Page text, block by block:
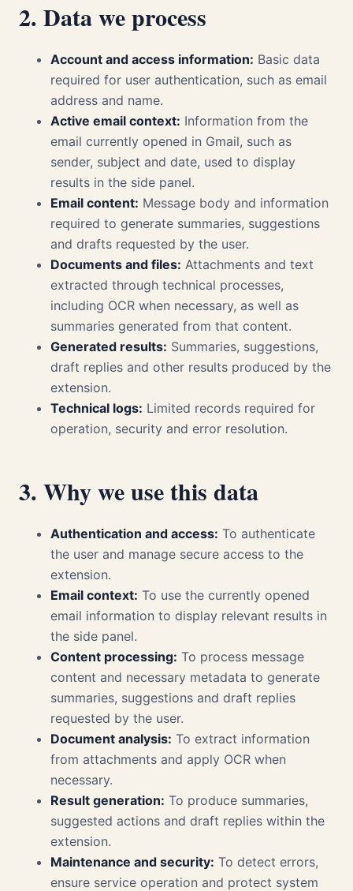
2. Data we process
Account and access information: Basic data
required for user authentication, such as email
address and name.
Active email context: Information from the
email currently opened in Gmail, such as
sender, subject and date, used to display
results in the side panel.
Email content: Message body and information
required to generate summaries, suggestions
and drafts requested by the user.
Documents and files: Attachments and text
extracted through technical processes,
including OCR when necessary, as well as
summaries generated from that content.
Generated results: Summaries, suggestions,
draft replies and other results produced by the
extension.
Technical logs: Limited records required for
operation, security and error resolution.
3. Why we use this data
Authentication and access: To authenticate
the user and manage secure access to the
extension.
Email context: To use the currently opened
email information to display relevant results in
the side panel.
Content processing: To process message
content and necessary metadata to generate
summaries, suggestions and draft replies
requested by the user.
Document analysis: To extract information
from attachments and apply OCR when
necessary.
Result generation: To produce summaries,
suggested actions and draft replies within the
extension.
Maintenance and security: To detect errors,
ensure service operation and protect system